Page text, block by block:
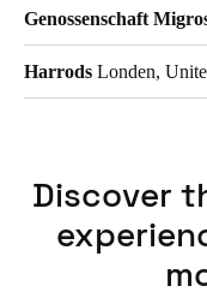
Genossenschaft
Harrods Londen,
Discover